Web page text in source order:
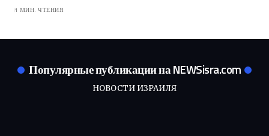
1 МИН. ЧТЕНИЯ
Популярные публикации на NEWSisra.com
НОВОСТИ ИЗРАИЛЯ